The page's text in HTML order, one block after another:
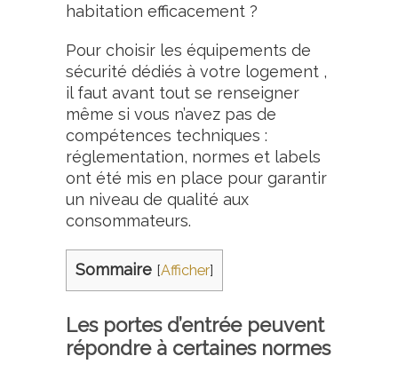
habitation efficacement ?
Pour choisir les équipements de
sécurité dédiés à votre logement ,
il faut avant tout se renseigner
même si vous n’avez pas de
compétences techniques :
réglementation, normes et labels
ont été mis en place pour garantir
un niveau de qualité aux
consommateurs.
Sommaire [Afficher]
Les portes d’entrée peuvent
répondre à certaines normes